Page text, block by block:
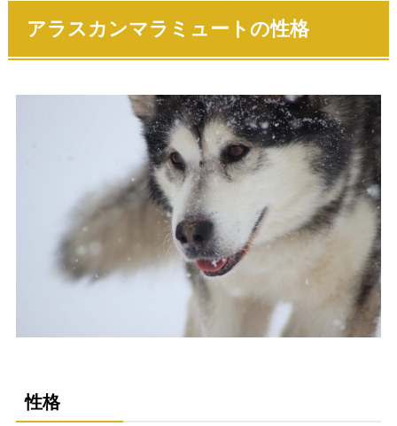
アラスカンマラミュートの性格
性格